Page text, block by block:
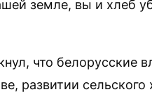
земле, вы и хлеб
что белорусские
развитии